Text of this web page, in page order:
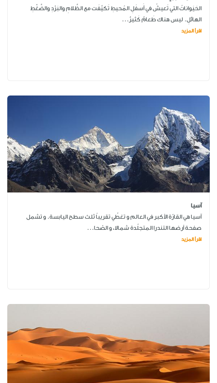
الحَيَواناتُ التي تَعيشُ في أَسفَلِ المُحيطِ تَكيَّفَت مع الظَّلامِ والبَرْدِ والضَّغْطِ
الهائلِ. ليس هناك طَعامٌ كَثيرٌ...
اقرأ المزيد
آسيا
آسيا هي القارّة الأكبر في العالم و تغطّي تقريباً ثلث سطح اليابسة. و تشمل
صفحة أرضها التندرا المتجلّدة شمالا، و الصّحا...
اقرأ المزيد